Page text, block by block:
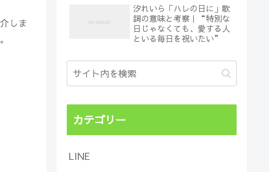
しま
汐れいら「ハレの日に」歌
詞の意味と考察｜“特別な
日じゃなくても、愛する人
といる毎日を祝いたい”
カテゴリー
LINE